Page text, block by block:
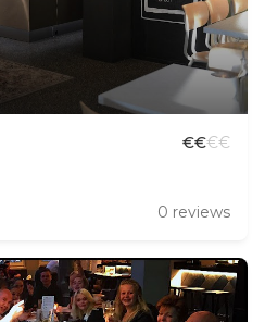
€€€€
0 reviews